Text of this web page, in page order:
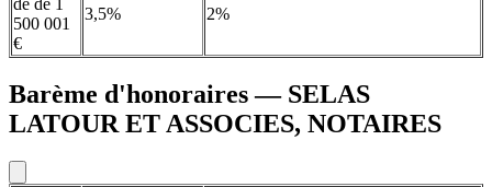
de de 1
500 001
€
3,5% 2%
Barème d'honoraires — SELAS
LATOUR ET ASSOCIES, NOTAIRES